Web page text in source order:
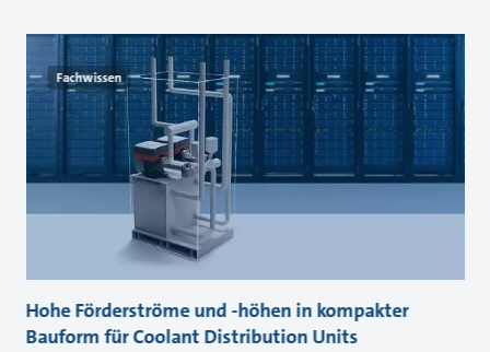
Fachwissen
Hohe Förderströme und -höhen in kompakter
Bauform für Coolant Distribution Units